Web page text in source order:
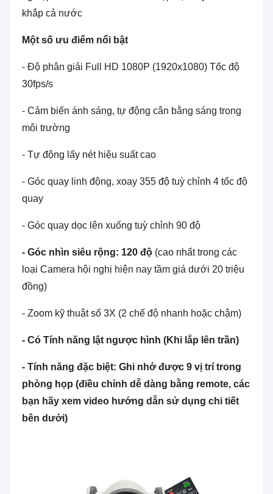
khắp cả nước
Một số ưu điểm nổi bật
- Độ phân giải Full HD 1080P (1920x1080) Tốc độ
30fps/s
- Cảm biến ánh sáng, tự động cân bằng sáng trong
môi trường
- Tự động lấy nét hiệu suất cao
- Góc quay linh động, xoay 355 độ tuỳ chỉnh 4 tốc độ
quay
- Góc quay dọc lên xuống tuỳ chỉnh 90 độ
- Góc nhìn siêu rộng: 120 độ (cao nhất trong các
loại Camera hội nghị hiện nay tầm giá dưới 20 triệu
đồng)
- Zoom kỹ thuật số 3X (2 chế độ nhanh hoặc chậm)
- Có Tính năng lật ngược hình (Khi lắp lên trần)
- Tính năng đặc biệt: Ghi nhớ được 9 vị trí trong
phòng họp (điều chỉnh dễ dàng bằng remote, các
bạn hãy xem video hướng dẫn sử dụng chi tiết
bên dưới)